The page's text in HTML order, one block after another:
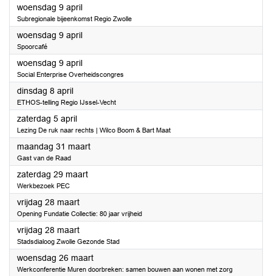
woensdag 9 april2025
Subregionale bijeenkomst Regio Zwolle
woensdag 9 april2025
Spoorcafé
woensdag 9 april2025
Social Enterprise Overheidscongres
dinsdag 8 april2025
ETHOS-telling Regio IJssel-Vecht
zaterdag 5 april2025
Lezing De ruk naar rechts | Wilco Boom & Bart Maat
maandag 31 maart2025
Gast van de Raad
zaterdag 29 maart2025
Werkbezoek PEC
vrijdag 28 maart2025
Opening Fundatie Collectie: 80 jaar vrijheid
vrijdag 28 maart2025
Stadsdialoog Zwolle Gezonde Stad
woensdag 26 maart2025
Werkconferentie Muren doorbreken: samen bouwen aan wonen met zorg